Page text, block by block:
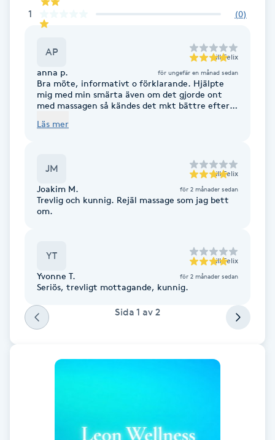
Bröllopsuppsättning
Coachning
Cryoterapi
Damklippning
Dermapen
Diamantslipning
Extensions
Eyeliner-tatuering
1 (0)
AP till Felix
anna p. för ungefär en månad sedan
Bra möte, informativt o förklarande. Hjälpte
mig med min smärta även om det gjorde ont
med massagen så kändes det mkt bättre efter,
Läs mer
JM till Felix
Joakim M. för 2 månader sedan
Trevlig och kunnig. Rejäl massage som jag bett
om.
YT till Felix
Yvonne T. för 2 månader sedan
Seriös, trevligt mottagande, kunnig.
Sida 1 av 2